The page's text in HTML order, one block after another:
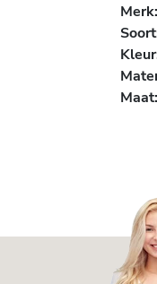
Merk:
Maat: